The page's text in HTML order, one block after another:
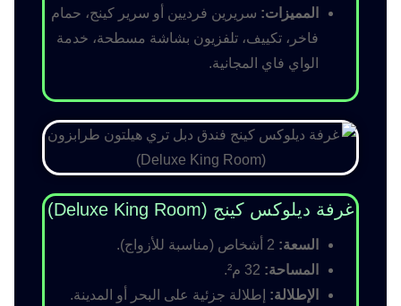
المميزات: سريرين فرديين أو سرير كينج، حمام
فاخر، تكييف، تلفزيون بشاشة مسطحة، خدمة
الواي فاي المجانية.
غرفة ديلوكس كينج (Deluxe King Room)
السعة:
المساحة:
الإطلالة: إطلالة جزئية على البحر أو المدينة.